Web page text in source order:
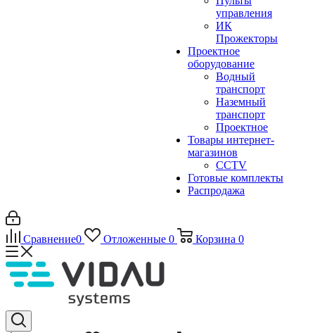
управления
ИК
Прожекторы
Проектное
оборудование
Водный
транспорт
Наземный
транспорт
Проектное
Товары интернет-
магазинов
CCTV
Готовые комплекты
Распродажа
Сравнение0 Отложенные 0 Корзина 0